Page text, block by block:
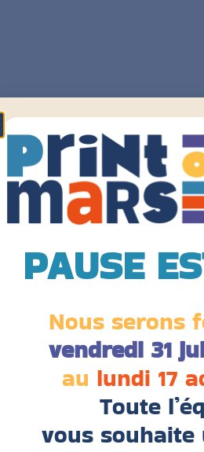
PAUSE
Nous serons
vendredi 31
au lundi 17
Toute
vous souhaite